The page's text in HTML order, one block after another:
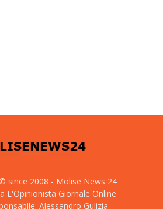
since 2008 - Molise News 24
L'Opinionista Giornale Online
Alessandro Gulizia -